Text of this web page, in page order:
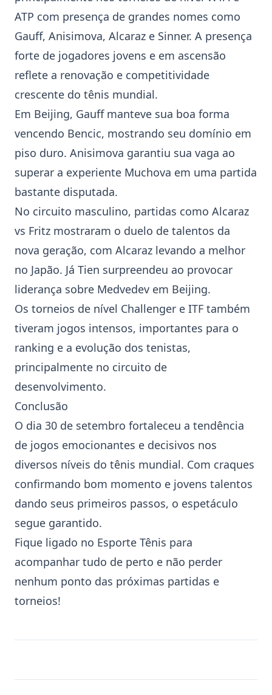
ATP com presença de grandes nomes como
Gauff, Anisimova, Alcaraz e Sinner. A presença
forte de jogadores jovens e em ascensão
reflete a renovação e competitividade
crescente do tênis mundial.
Em Beijing, Gauffmanteve sua boa forma
vencendo Bencic, mostrando seu domínio em
piso duro. Anisimova garantiu sua vaga ao
superar a experiente Muchova em uma partida
bastante disputada.
No circuito masculino, partidas como Alcaraz
vs Fritz mostraram o duelo de talentos da
nova geração, com Alcaraz levando a melhor
no Japão. Já Tien surpreendeu ao provocar
liderança sobre Medvedev em Beijing.
Os torneios de nível Challenger e ITF também
tiveram jogos intensos, importantes para o
ranking e a evolução dos tenistas,
principalmente no circuito de
desenvolvimento.
Conclusão
O dia 30 de setembro fortaleceu a tendência
de jogos emocionantes e decisivos nos
diversos níveis do tênis mundial. Com craques
confirmando bom momento e jovens talentos
dando seus primeiros passos, o espetáculo
segue garantido.
Fique ligado no Esporte Tênis para
acompanhar tudo de perto e não perder
nenhum ponto das próximas partidas e
torneios!